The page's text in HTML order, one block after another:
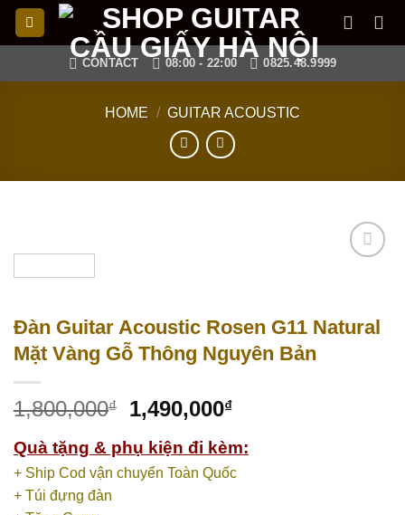
Skip
CONTACT 08:00 - 22:00 0825.48.9999
HOME / GUITAR ACOUSTIC
Đàn Guitar Acoustic Rosen G11 Natural
Mặt Vàng Gỗ Thông Nguyên Bản
1,800,000₫ 1,490,000₫
Quà tặng & phụ kiện đi kèm:
+ Ship Cod vận chuyển Toàn Quốc
+ Túi đựng đàn